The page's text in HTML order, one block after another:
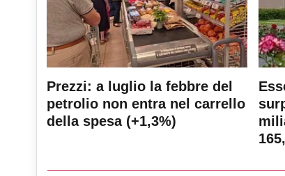
Prezzi: a luglio la febbre del
petrolio non entra nel carrello
della spesa (+1,3%)